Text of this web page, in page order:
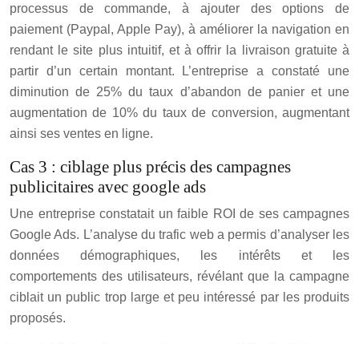
processus de commande, à ajouter des options de
paiement (Paypal, Apple Pay), à améliorer la navigation en
rendant le site plus intuitif, et à offrir la livraison gratuite à
partir d’un certain montant. L’entreprise a constaté une
diminution de 25% du taux d’abandon de panier et une
augmentation de 10% du taux de conversion, augmentant
ainsi ses ventes en ligne.
Cas 3 : ciblage plus précis des campagnes
publicitaires avec google ads
Une entreprise constatait un faible ROI de ses campagnes
Google Ads. L’analyse du trafic web a permis d’analyser les
données démographiques, les intérêts et les
comportements des utilisateurs, révélant que la campagne
ciblait un public trop large et peu intéressé par les produits
proposés.